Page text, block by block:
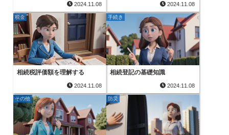
2024.11.08 2024.11.08
税金
相続税評価額を理解する
2024.11.08
手続き
相続登記の基礎知識
2024.11.08
その他 防災